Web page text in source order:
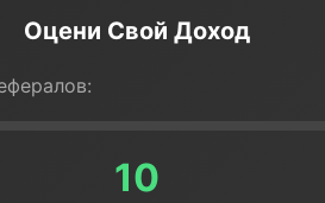
Оцени Свой Доход
10